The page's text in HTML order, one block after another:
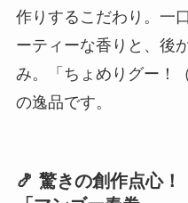
作りするこだわり。一
ーティーな香りと、後
み。「ちょめりグー！
の逸品です。
🍤 驚きの創作点心！